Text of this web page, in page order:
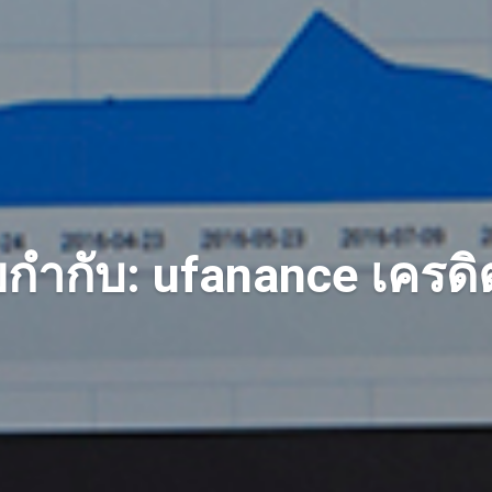
ำกับ: ufanance เคร